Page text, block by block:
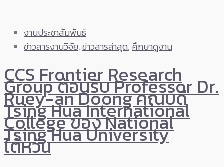
งานประชาสัมพันธ์
ข่าวสารงานวิจัย,ข่าวสารล่าสุด, ศึกษาดูงาน
CCS Frontier Research
Group ต้อนรับ Professor Dr.
Ruey-an Doong คณบดี
Tsing Hua International
College ของ National
Tsing Hua University
ไต้หวัน